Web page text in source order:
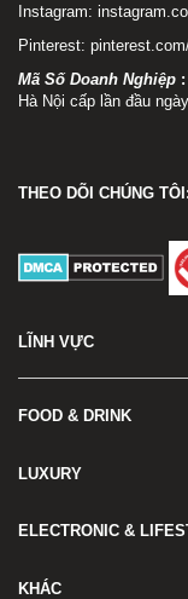
Instagram:
Pinterest:
Mã Số Doanh Nghiệp :
Hà Nội cấp lần đầu
THEO DÕI CHÚNG TÔI:
LĨNH VỰC
FOOD & DRINK
LUXURY
ELECTRONIC &
KHÁC